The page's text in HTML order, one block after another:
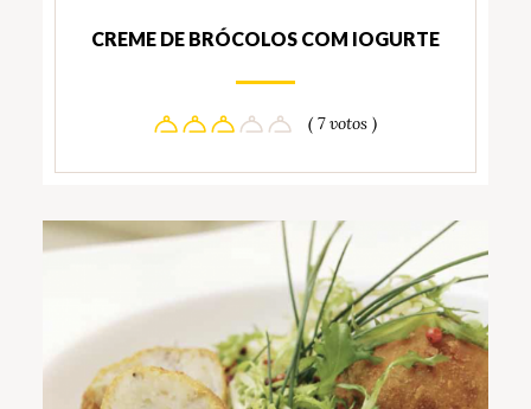
CREME DE BRÓCOLOS COM IOGURTE
( 7 votos )